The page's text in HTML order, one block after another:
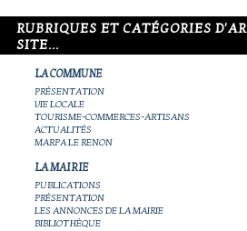
RUBRIQUES ET CATÉGORIES
SITE...
LA COMMUNE
PRÉSENTATION
VIE LOCALE
TOURISME-COMMERCES-ARTISANS
ACTUALITÉS
MARPA LE RENON
LA MAIRIE
PUBLICATIONS
PRÉSENTATION
LES ANNONCES DE LA MAIRIE
BIBLIOTHÈQUE